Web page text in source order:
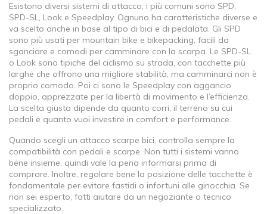
Esistono diversi sistemi di attacco, i più comuni sono SPD,
SPD-SL, Look e Speedplay. Ognuno ha caratteristiche diverse e
va scelto anche in base al tipo di bici e di pedalata. Gli SPD
sono più usati per mountain bike e bikepacking, facili da
sganciare e comodi per camminare con la scarpa. Le SPD-SL
o Look sono tipiche del ciclismo su strada, con tacchette più
larghe che offrono una migliore stabilità, ma camminarci non è
proprio comodo. Poi ci sono le Speedplay con aggancio
doppio, apprezzate per la libertà di movimento e l’efficienza.
La scelta giusta dipende da quanto corri, il terreno su cui
pedali e quanto vuoi investire in comfort e performance.
Quando scegli un attacco scarpe bici, controlla sempre la
compatibilità con pedali e scarpe. Non tutti i sistemi vanno
bene insieme, quindi vale la pena informarsi prima di
comprare. Inoltre, regolare bene la posizione delle tacchette è
fondamentale per evitare fastidi o infortuni alle ginocchia. Se
non sei esperto, fatti aiutare da un negoziante o tecnico
specializzato.